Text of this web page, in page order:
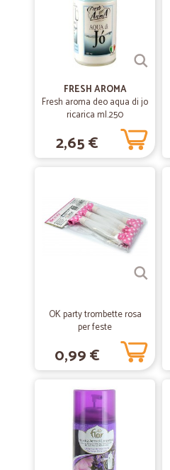
FRESH AROMA
Fresh aroma deo aqua di jo
ricarica ml.250
2,65 €
OK party trombette rosa
per feste
0,99 €